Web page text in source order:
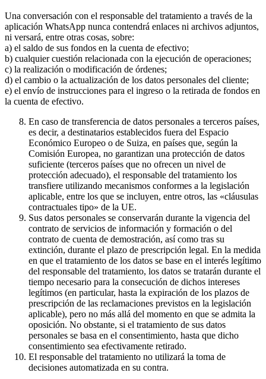
Una conversación con el responsable del tratamiento a través de la
aplicación WhatsApp nunca contendrá enlaces ni archivos adjuntos,
ni versará, entre otras cosas, sobre:
a) el saldo de sus fondos en la cuenta de efectivo;
b) cualquier cuestión relacionada con la ejecución de operaciones;
c) la realización o modificación de órdenes;
d) el cambio o la actualización de los datos personales del cliente;
e) el envío de instrucciones para el ingreso o la retirada de fondos en
la cuenta de efectivo.
En caso de transferencia de datos personales a terceros países,
es decir, a destinatarios establecidos fuera del Espacio
Económico Europeo o de Suiza, en países que, según la
Comisión Europea, no garantizan una protección de datos
suficiente (terceros países que no ofrecen un nivel de
protección adecuado), el responsable del tratamiento los
transfiere utilizando mecanismos conformes a la legislación
aplicable, entre los que se incluyen, entre otros, las «cláusulas
contractuales tipo» de la UE.
Sus datos personales se conservarán durante la vigencia del
contrato de servicios de información y formación o del
contrato de cuenta de demostración, así como tras su
extinción, durante el plazo de prescripción legal. En la medida
en que el tratamiento de los datos se base en el interés legítimo
del responsable del tratamiento, los datos se tratarán durante el
tiempo necesario para la consecución de dichos intereses
legítimos (en particular, hasta la expiración de los plazos de
prescripción de las reclamaciones previstos en la legislación
aplicable), pero no más allá del momento en que se admita la
oposición. No obstante, si el tratamiento de sus datos
personales se basa en el consentimiento, hasta que dicho
consentimiento sea efectivamente retirado.
El responsable del tratamiento no utilizará la toma de
decisiones automatizada en su contra.